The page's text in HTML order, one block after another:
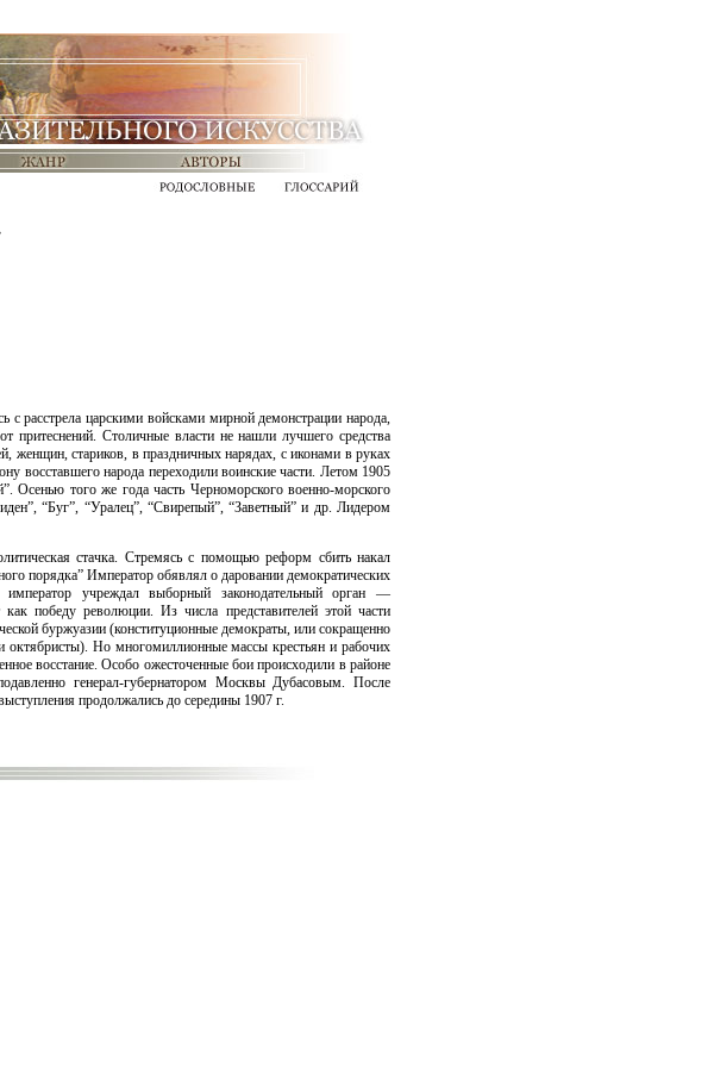
расстрела царскими войсками мирной демонстрации народа,
Столичные власти не нашли лучшего средства
женщин, стариков, в праздничных нарядах, с иконами в руках
восставшего народа переходили воинские части. Летом 1905
Осенью того же года часть Черноморского военно-морского
“Буг”, “Уралец”, “Свирепый”, “Заветный” и др. Лидером
стачка. Стремясь с помощью реформ сбить накал
порядка” Император обявлял о даровании демократических
учреждал выборный законодательный орган —
победу революции. Из числа представителей этой части
буржуазии (конституционные демократы, или сокращенно
Но многомиллионные массы крестьян и рабочих
восстание. Особо ожесточенные бои происходили в районе
генерал-губернатором Москвы Дубасовым. После
продолжались до середины 1907 г.